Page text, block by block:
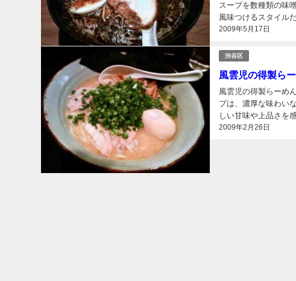
2009年5月17日
スープを数種類の味
風味つけるスタイル
渋谷区
風雲児の得製ら
2009年2月26日
風雲児の得製らーめ
プは、濃厚な味わい
しい甘味や上品さを